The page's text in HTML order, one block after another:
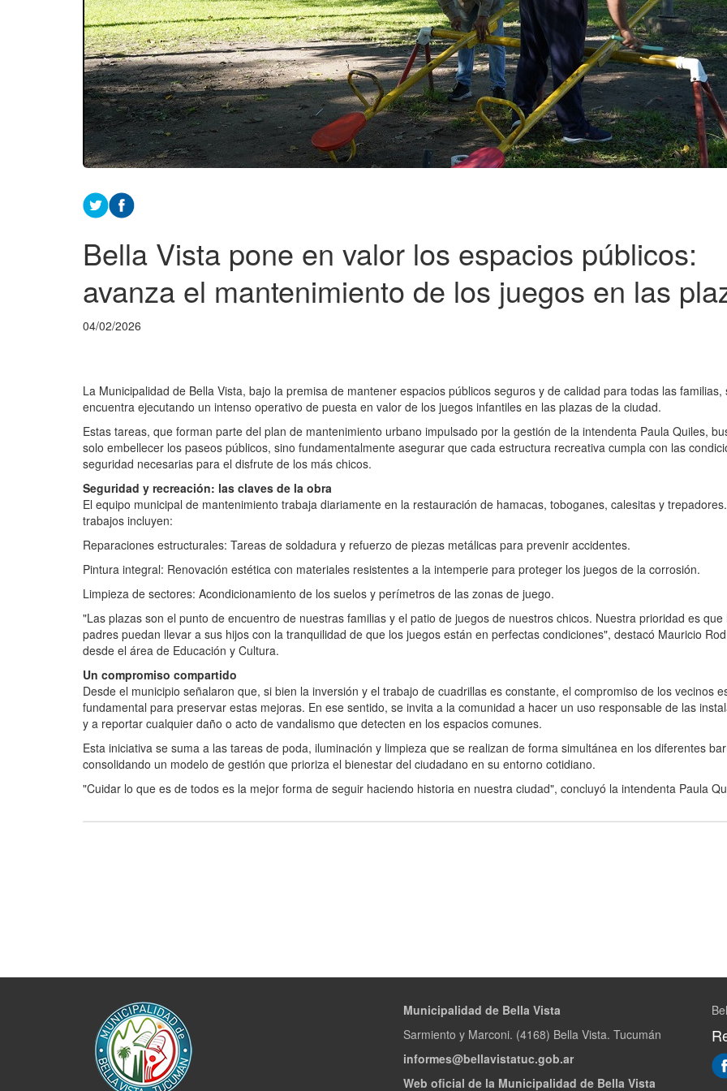
Bella Vista pone en valor los espacios públicos:
avanza el mantenimiento de los juegos en las
04/02/2026
La Municipalidad de Bella Vista, bajo la premisa de mantener espacios públicos seguros y de calidad para todas las familias,
encuentra ejecutando un intenso operativo de puesta en valor de los juegos infantiles en las plazas de la ciudad.
Estas tareas, que forman parte del plan de mantenimiento urbano impulsado por la gestión de la intendenta Paula Quiles,
solo embellecer los paseos públicos, sino fundamentalmente asegurar que cada estructura recreativa cumpla con las
seguridad necesarias para el disfrute de los más chicos.
Seguridad y recreación: las claves de la obra
El equipo municipal de mantenimiento trabaja diariamente en la restauración de hamacas, toboganes, calesitas y
trabajos incluyen:
Reparaciones estructurales: Tareas de soldadura y refuerzo de piezas metálicas para prevenir accidentes.
Pintura integral: Renovación estética con materiales resistentes a la intemperie para proteger los juegos de la corrosión.
Limpieza de sectores: Acondicionamiento de los suelos y perímetros de las zonas de juego.
"Las plazas son el punto de encuentro de nuestras familias y el patio de juegos de nuestros chicos. Nuestra prioridad es que
padres puedan llevar a sus hijos con la tranquilidad de que los juegos están en perfectas condiciones", destacó Mauricio
desde el área de Educación y Cultura.
Un compromiso compartido
Desde el municipio señalaron que, si bien la inversión y el trabajo de cuadrillas es constante, el compromiso de los vecinos
fundamental para preservar estas mejoras. En ese sentido, se invita a la comunidad a hacer un uso responsable de las
y a reportar cualquier daño o acto de vandalismo que detecten en los espacios comunes.
Esta iniciativa se suma a las tareas de poda, iluminación y limpieza que se realizan de forma simultánea en los diferentes
consolidando un modelo de gestión que prioriza el bienestar del ciudadano en su entorno cotidiano.
"Cuidar lo que es de todos es la mejor forma de seguir haciendo historia en nuestra ciudad", concluyó la intendenta Paula
Municipalidad de Bella Vista
Sarmiento y Marconi. (4168) Bella Vista. Tucumán
informes@bellavistatuc.gob.ar
Web oficial de la Municipalidad de Bella Vista